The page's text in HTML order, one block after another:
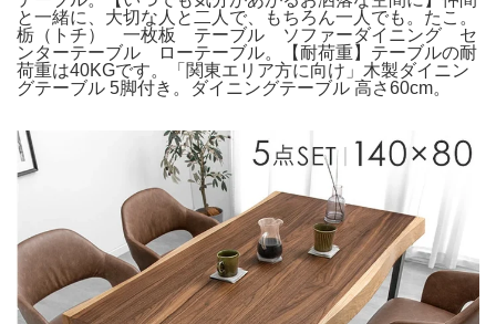
と一緒に、大切な人と二人で、もちろん一人でも。たこ。
栃（トチ） 一枚板 テーブル ソファーダイニング セ
ンターテーブル ローテーブル。【耐荷重】テーブルの耐
荷重は40KGです。「関東エリア方に向け」木製ダイニン
グテーブル 5脚付き。ダイニングテーブル 高さ60cm。